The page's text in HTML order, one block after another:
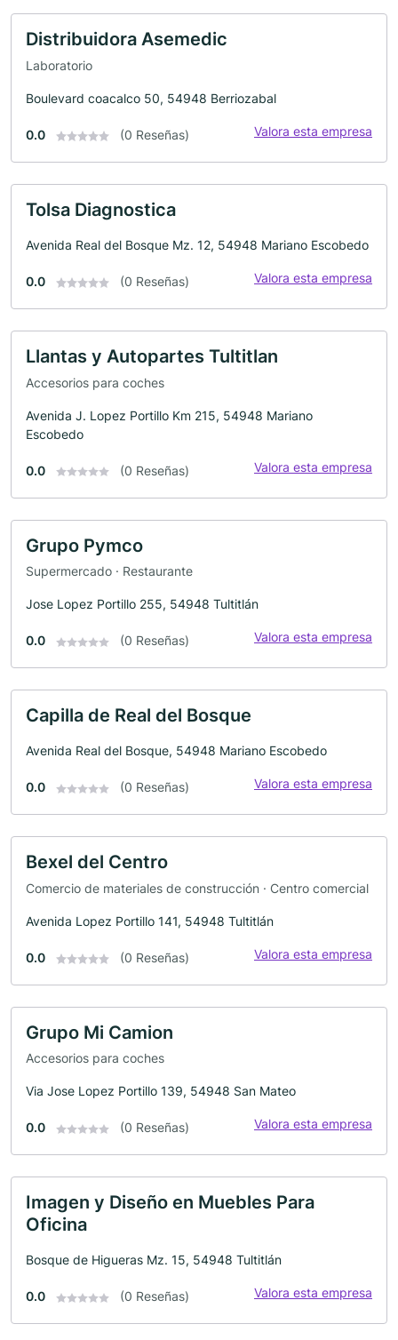
Distribuidora Asemedic
Laboratorio
Boulevard coacalco 50, 54948 Berriozabal
0.0 (0 Reseñas) Valora esta empresa
Tolsa Diagnostica
Avenida Real del Bosque Mz. 12, 54948 Mariano Escobedo
0.0 (0 Reseñas) Valora esta empresa
Llantas y Autopartes Tultitlan
Accesorios para coches
Avenida J. Lopez Portillo Km 215, 54948 Mariano
Escobedo
0.0 (0 Reseñas) Valora esta empresa
Grupo Pymco
Supermercado · Restaurante
Jose Lopez Portillo 255, 54948 Tultitlán
0.0 (0 Reseñas) Valora esta empresa
Capilla de Real del Bosque
Avenida Real del Bosque, 54948 Mariano Escobedo
0.0 (0 Reseñas) Valora esta empresa
Bexel del Centro
Comercio de materiales de construcción · Centro comercial
Avenida Lopez Portillo 141, 54948 Tultitlán
0.0 (0 Reseñas) Valora esta empresa
Grupo Mi Camion
Accesorios para coches
Via Jose Lopez Portillo 139, 54948 San Mateo
0.0 (0 Reseñas) Valora esta empresa
Imagen y Diseño en Muebles Para
Oficina
Bosque de Higueras Mz. 15, 54948 Tultitlán
0.0 (0 Reseñas) Valora esta empresa